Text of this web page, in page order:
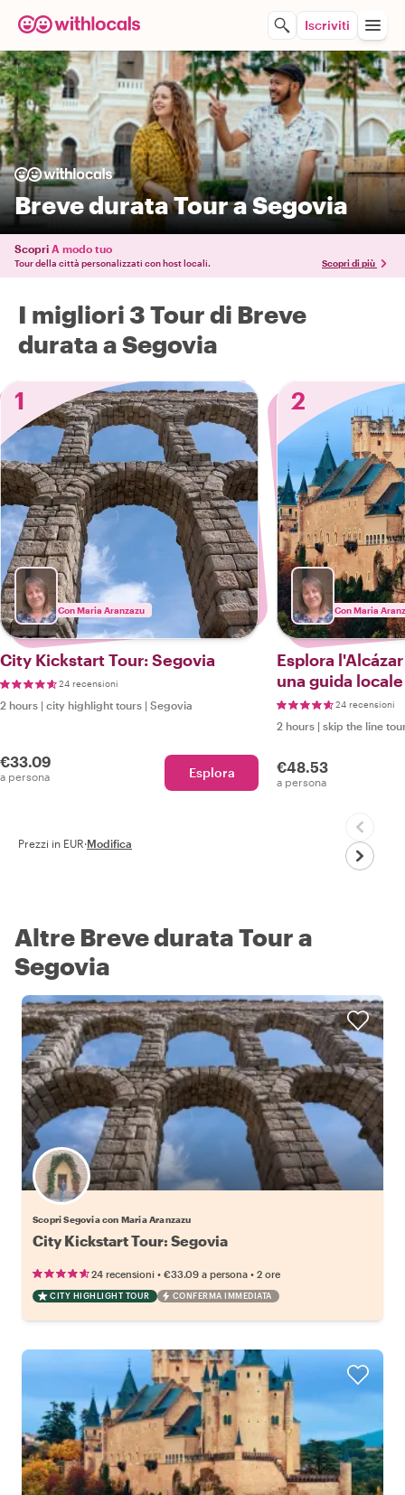
Iscriviti
Breve durata Tour a Segovia
Scopri A modo tuo
Tour della città personalizzati con host locali. Scopri di più
I migliori 3 Tour di Breve
durata a Segovia
1
Con Maria Aranzazu
City Kickstart Tour: Segovia
24 recensioni
2 hours | city highlight tours | Segovia
€33.09
a persona Esplora
2
Con Maria
Esplora
una guida locale
24 recensioni
2 hours | skip the line
€48.53
a persona
Prezzi in EUR·Modifica
Altre Breve durata Tour a
Segovia
Scopri Segovia con Maria Aranzazu
City Kickstart Tour: Segovia
24 recensioni • €33.09 a persona • 2 ore
CITY HIGHLIGHT TOUR CONFERMA IMMEDIATA